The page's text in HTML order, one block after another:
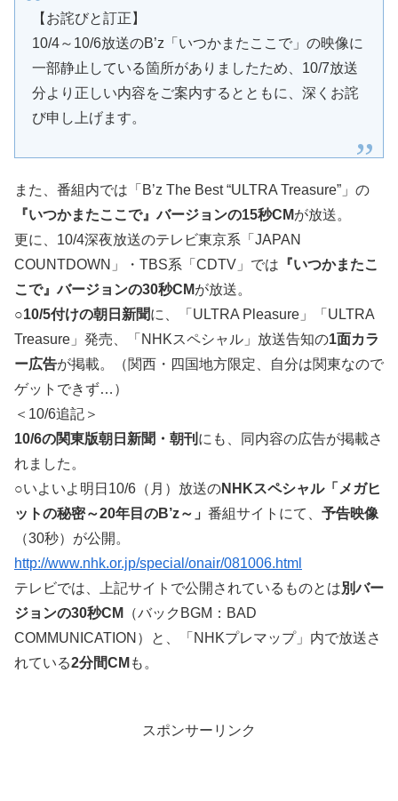
【お詫びと訂正】
10/4～10/6放送のB’z「いつかまたここで」の映像に
一部静止している箇所がありましたため、10/7放送
分より正しい内容をご案内するとともに、深くお詫
び申し上げます。
また、番組内では「B’z The Best “ULTRA Treasure”」の
『いつかまたここで』バージョンの15秒CMが放送。
更に、10/4深夜放送のテレビ東京系「JAPAN
COUNTDOWN」・TBS系「CDTV」では 『いつかまたこ
こで』バージョンの30秒CMが放送。
○10/5付けの朝日新聞に、「ULTRA Pleasure」「ULTRA
Treasure」発売、「NHKスペシャル」放送告知の1面カラ
ー広告が掲載。（関西・四国地方限定、自分は関東なので
ゲットできず…）
＜10/6追記＞
10/6の関東版朝日新聞・朝刊 にも、同内容の広告が掲載さ
れました。
○いよいよ明日10/6（月）放送のNHKスペシャル「メガヒ
ットの秘密～20年目のB’z～」 番組サイトにて、 予告映像
（30秒）が公開。
http://www.nhk.or.jp/special/onair/081006.html
テレビでは、上記サイトで公開されているものとは別バー
ジョンの30秒CM
（バックBGM：BAD
COMMUNICATION）と、「NHKプレマップ」内で放送さ
れている2分間CM も。
スポンサーリンク